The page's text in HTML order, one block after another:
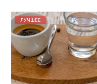
ЛУЧШЕЕ